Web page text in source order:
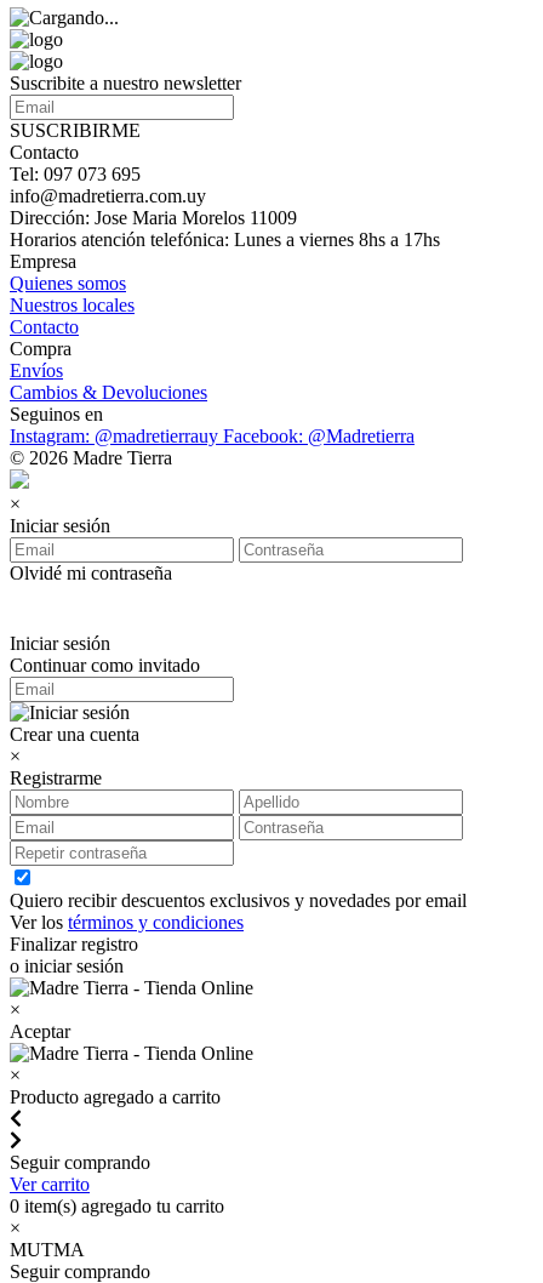
Suscribite a nuestro newsletter
SUSCRIBIRME
Contacto
Tel: 097 073 695
info@madretierra.com.uy
Dirección: Jose Maria Morelos 11009
Horarios atención telefónica: Lunes a viernes 8hs a 17hs
Empresa
Quienes somos
Nuestros locales
Contacto
Compra
Envíos
Cambios & Devoluciones
Seguinos en
Instagram: @madretierrauy Facebook: @Madretierra
© 2026 Madre Tierra
×
Iniciar sesión
Olvidé mi contraseña
Iniciar sesión
Continuar como invitado
Crear una cuenta
×
Registrarme
Quiero recibir descuentos exclusivos y novedades por email
Ver los términos y condiciones
Finalizar registro
o iniciar sesión
×
Aceptar
×
Producto agregado a carrito
Seguir comprando
Ver carrito
0 item(s) agregado tu carrito
×
MUTMA
Seguir comprando